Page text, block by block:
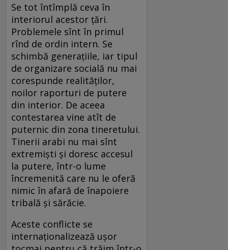
Se tot întîmplă ceva în
interiorul acestor ţări.
Problemele sînt în primul
rînd de ordin intern. Se
schimbă generaţiile, iar tipul
de organizare socială nu mai
corespunde realităţilor,
noilor raporturi de putere
din interior. De aceea
contestarea vine atît de
puternic din zona tineretului.
Tinerii arabi nu mai sînt
extremişti şi doresc accesul
la putere, într-o lume
încremenită care nu le oferă
nimic în afară de înapoiere
tribală şi sărăcie.
Aceste conflicte se
internaţionalizează uşor